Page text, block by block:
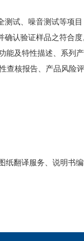
试、噪音测试等项目
认验证样品之符合度
能及特性描述、系列
查核报告、产品风
纸翻译服务、说明书